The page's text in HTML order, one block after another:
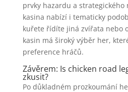
prvky hazardu a strategického
kasina nabízí i tematicky
kuřete řídíte jiná zvířata nebo
kasin má široký výběr her,
preference hráčů.
Závěrem: Is chicken road
zkusit?
Po důkladném prozkoumání